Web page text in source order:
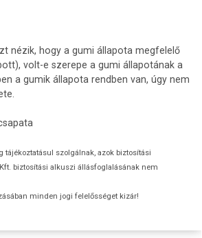
nézik, hogy a gumi állapota megfelelő
volt-e szerepe a gumi állapotának a
a gumik állapota rendben van, úgy nem
tájékoztatásul szolgálnak, azok biztosítási
biztosítási alkuszi állásfoglalásának nem
minden jogi felelősséget kizár!